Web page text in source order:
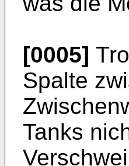
[0005]
Spalte
Tanks